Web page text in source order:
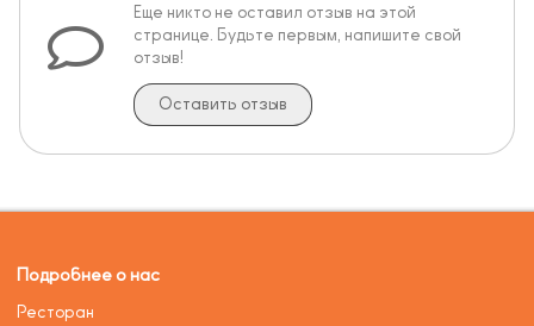
Еще никто не оставил отзыв на этой
странице. Будьте первым, напишите свой
отзыв!
Оставить отзыв
Подробнее о нас
Ресторан